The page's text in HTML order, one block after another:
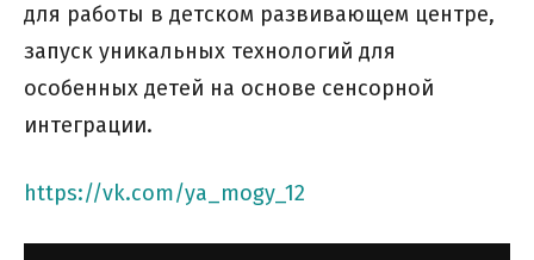
для работы в детском развивающем центре,
запуск уникальных технологий для
особенных детей на основе сенсорной
интеграции.
https://vk.com/ya_mogy_12